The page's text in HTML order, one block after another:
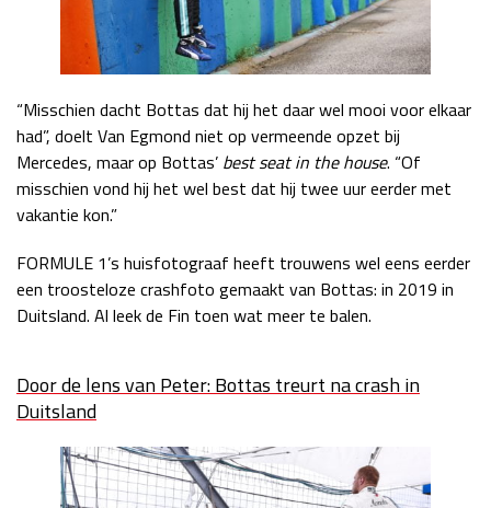
“Misschien dacht Bottas dat hij het daar wel mooi voor elkaar
had”, doelt Van Egmond niet op vermeende opzet bij
Mercedes, maar op Bottas’ best seat in the house. “Of
misschien vond hij het wel best dat hij twee uur eerder met
vakantie kon.”
FORMULE 1’s huisfotograaf heeft trouwens wel eens eerder
een troosteloze crashfoto gemaakt van Bottas: in 2019 in
Duitsland. Al leek de Fin toen wat meer te balen.
Door de lens van Peter: Bottas treurt na crash in
Duitsland